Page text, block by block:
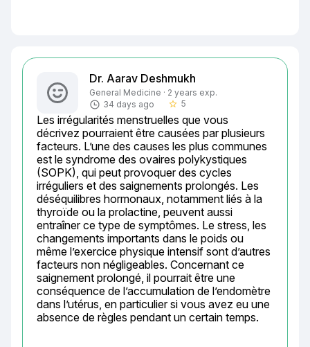
Dr. Aarav Deshmukh
General Medicine · 2 years exp.
34 days ago
star_border 5
Les irrégularités menstruelles que vous
décrivez pourraient être causées par plusieurs
facteurs. L’une des causes les plus communes
est le syndrome des ovaires polykystiques
(SOPK), qui peut provoquer des cycles
irréguliers et des saignements prolongés. Les
déséquilibres hormonaux, notamment liés à la
thyroïde ou la prolactine, peuvent aussi
entraîner ce type de symptômes. Le stress, les
changements importants dans le poids ou
même l’exercice physique intensif sont d’autres
facteurs non négligeables. Concernant ce
saignement prolongé, il pourrait être une
conséquence de l’accumulation de l’endomètre
dans l’utérus, en particulier si vous avez eu une
absence de règles pendant un certain temps.